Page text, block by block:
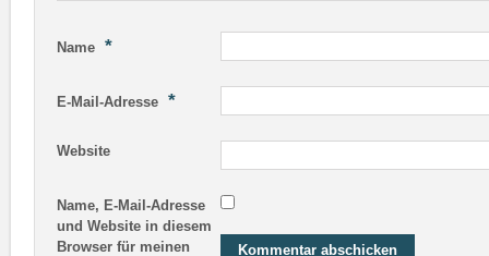
Name *
E-Mail-Adresse *
Website
Name, E-Mail-Adresse
und Website in diesem
Browser für meinen